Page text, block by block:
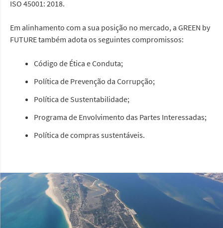
ISO 45001: 2018.
Em alinhamento com a sua posição no mercado, a GREEN by
FUTURE também adota os seguintes compromissos:
Código de Ética e Conduta;
Política de Prevenção da Corrupção;
Política de Sustentabilidade;
Programa de Envolvimento das Partes Interessadas;
Política de compras sustentáveis.